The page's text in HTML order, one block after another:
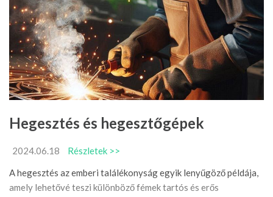
Hegesztés és hegesztőgépek
2024.06.18
Részletek >>
A hegesztés az emberi találékonyság egyik lenyűgöző példája,
amely lehetővé teszi különböző fémek tartós és erős